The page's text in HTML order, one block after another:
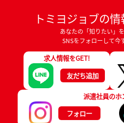
トミヨジョブの情
あなたの「知りたい」
SNSをフォローして今
求人情報をGET!
友だち追加
派遣社員のホ
フォロー